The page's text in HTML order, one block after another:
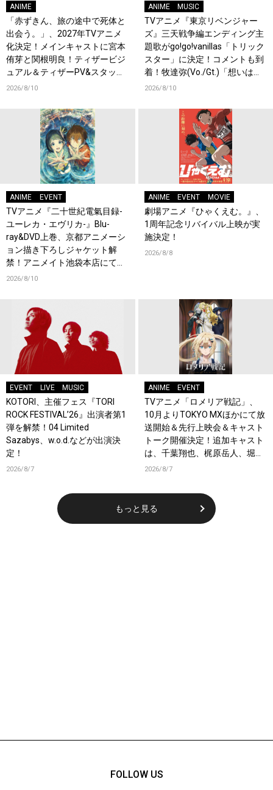
ANIME
「赤ずきん、旅の途中で死体と
出会う。」、2027年TVアニメ
化決定！メインキャストに宮本
侑芽と関根明良！ティザービジ
ュアル＆ティザーPV&スタッフ
情報も公開！原作者・キャス
2026/8/10
ANIME MUSIC
TVアニメ『東京リベンジャー
ズ』三天戦争編エンディング主
題歌がgo!go!vanillas「トリック
スター」に決定！コメントも到
着！牧達弥(Vo./Gt.)「想いは歌
詞に詰め込んでおります」
2026/8/10
ANIME EVENT
TVアニメ『二十世紀電氣目録-
ユーレカ・エヴリカ-』Blu-
ray&DVD上巻、京都アニメーシ
ョン描き下ろしジャケット解
禁！アニメイト池袋本店にて店
頭イベント開催！
2026/8/10
ANIME EVENT MOVIE
劇場アニメ『ひゃくえむ。』、
1周年記念リバイバル上映が実
施決定！
2026/8/8
EVENT LIVE MUSIC
KOTORI、主催フェス『TORI
ROCK FESTIVAL’26』出演者第1
弾を解禁！04 Limited
Sazabys、w.o.d.などが出演決
定！
2026/8/7
ANIME EVENT
TVアニメ「ロメリア戦記」、
10月よりTOKYO MXほかにて放
送開始＆先行上映会＆キャスト
トーク開催決定！追加キャスト
は、千葉翔也、梶原岳人、堀江
瞬、綿貫竜之介！PV第1弾公
2026/8/7
もっと見る
FOLLOW US